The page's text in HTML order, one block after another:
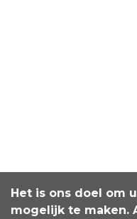
Het is ons doel om
mogelijk te maken.